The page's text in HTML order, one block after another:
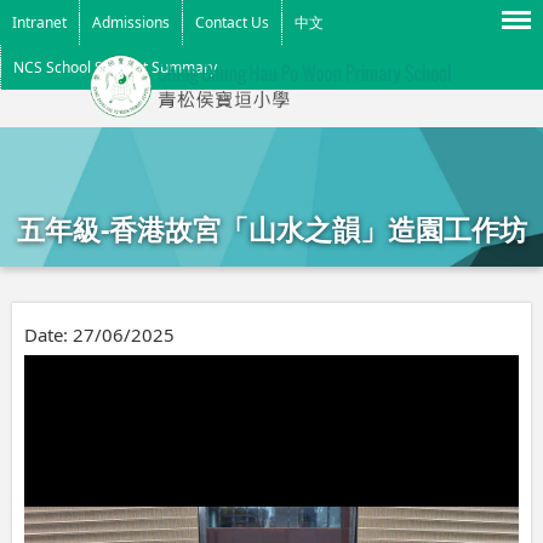
Intranet Admissions Contact Us 中文
NCS School Support Summary
五年級-香港故宮「山水之韻」造園工作坊
Menu
Date: 27/06/2025